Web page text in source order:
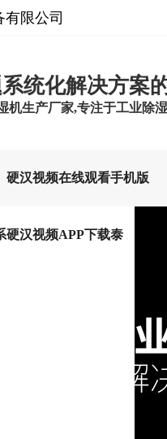
限公司
统化解决方案
生产厂家,专注于工业除湿
硬汉视频在线观看手机版
硬汉视频APP下载泰